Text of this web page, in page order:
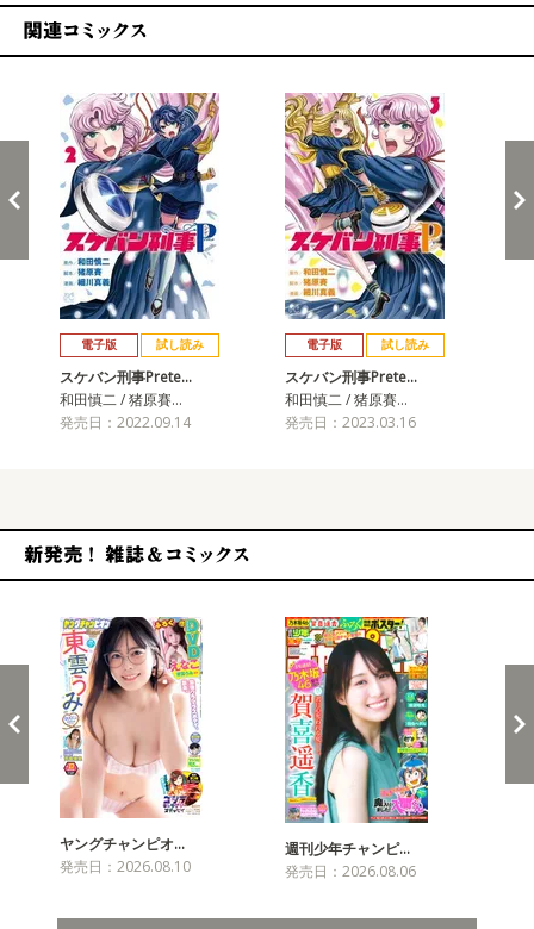
電子版 試し読み
スケバン刑事Prete…
和田慎二 / 猪原賽…
発売日：2022.09.14
電子版 試し読み
スケバン刑事Prete…
和田慎二 / 猪原賽…
発売日：2023.03.16
ヤングチャンピオ…
発売日：2026.08.10
週刊少年チャンピ…
発売日：2026.08.06